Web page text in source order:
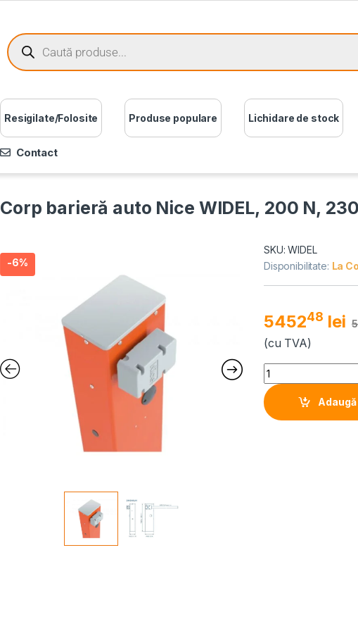
Resigilate/Folosite Produse populare Lichidare de stock
Contact
Corp barieră auto Nice WIDEL, 200 N,
-6%
SKU: WIDEL
Disponibilitate: La
545248 lei
(cu TVA)
Quantity